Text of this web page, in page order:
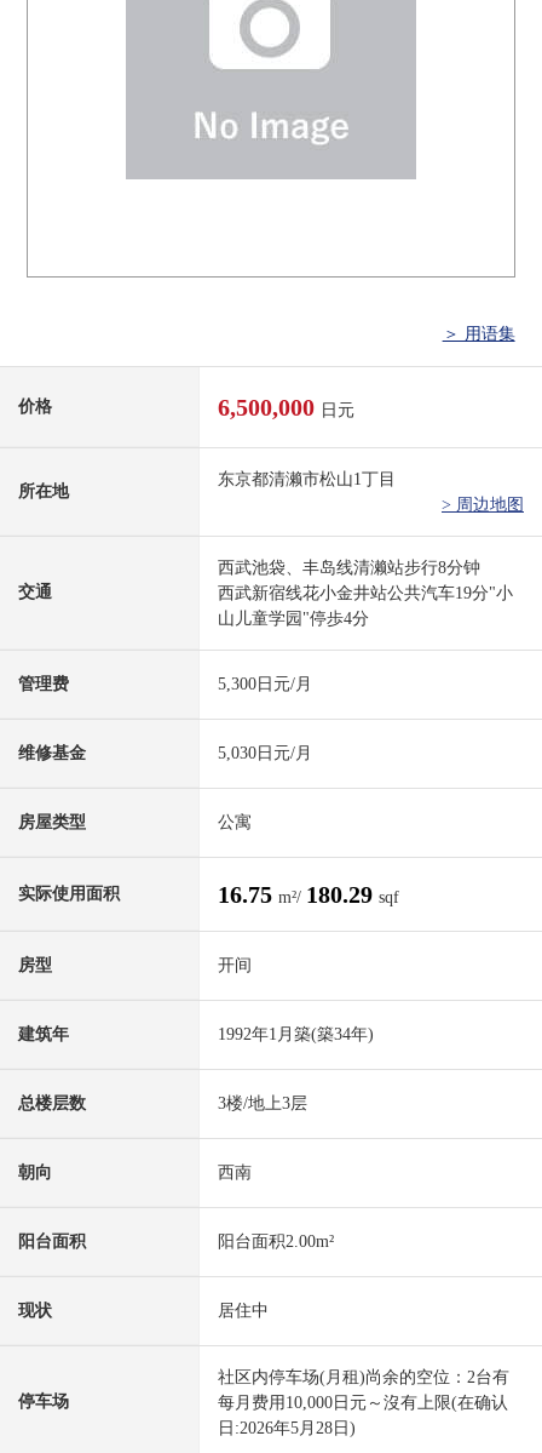
＞ 用语集
价格 6,500,000 日元
所在地
东京都清濑市松山1丁目
> 周边地图
交通
西武池袋、丰岛线清濑站步行8分钟
西武新宿线花小金井站公共汽车19分"小
山儿童学园"停歩4分
管理费 5,300日元/月
维修基金 5,030日元/月
房屋类型 公寓
实际使用面积 16.75 m²/ 180.29 sqf
房型 开间
建筑年 1992年1月築(築34年)
总楼层数 3楼/地上3层
朝向 西南
阳台面积 阳台面积2.00m²
现状 居住中
停车场
社区内停车场(月租)尚余的空位：2台有
每月费用10,000日元～沒有上限(在确认
日:2026年5月28日)